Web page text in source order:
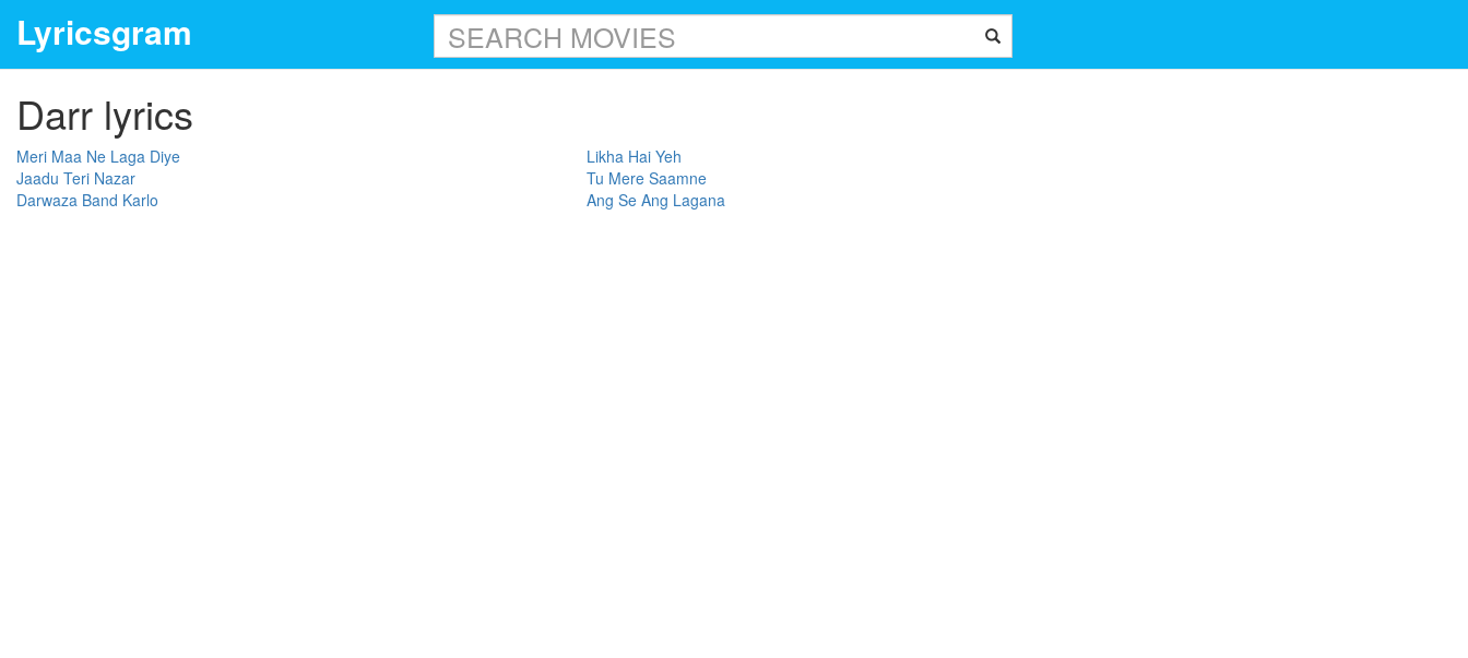
Lyricsgram
Darr lyrics
Meri Maa Ne Laga Diye
Likha Hai Yeh
Jaadu Teri Nazar
Tu Mere Saamne
Darwaza Band Karlo
Ang Se Ang Lagana